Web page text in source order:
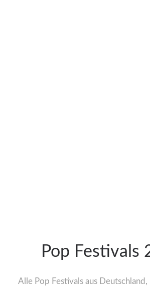
Pop Festivals
Alle Pop Festivals aus